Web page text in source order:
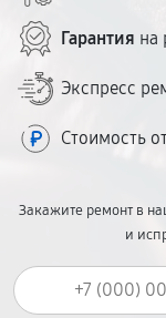
сюрпризов в чеке.
Гарантия на
Экспресс
Стоимость
Закажите ремонт в
и